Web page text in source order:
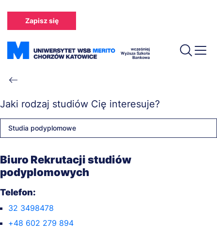
treści
Zapisz się
Ścieżka
nawigacyjna
Jaki rodzaj studiów Cię interesuje?
Studia podyplomowe
Biuro Rekrutacji studiów
podyplomowych
Telefon:
32 3498478
+48 602 279 894